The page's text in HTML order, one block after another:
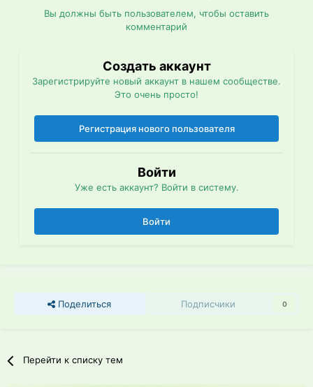
Вы должны быть пользователем, чтобы оставить
комментарий
Создать аккаунт
Зарегистрируйте новый аккаунт в нашем сообществе.
Это очень просто!
Регистрация нового пользователя
Войти
Уже есть аккаунт? Войти в систему.
Войти
Поделиться Подписчики 0
Перейти к списку тем